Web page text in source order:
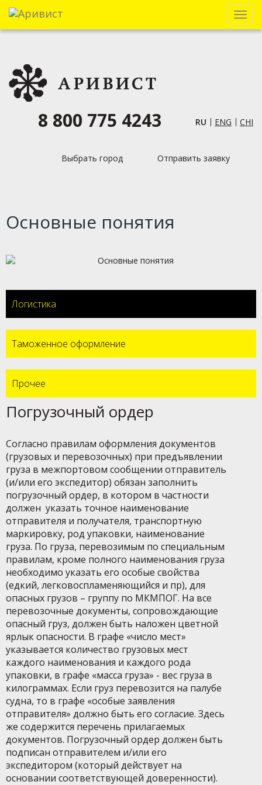
Menu
8 800 775 4243 RU ENG CHI
Выбрать город Отправить заявку
Основные понятия
Логистика
Таможенное оформление
Прочее
Погрузочный ордер
Согласно правилам оформления документов
(грузовых и перевозочных) при предъявлении
груза в межпортовом сообщении отправитель
(и/или его экспедитор) обязан заполнить
погрузочный ордер, в котором в частности
должен указать точное наименование
отправителя и получателя, транспортную
маркировку, род упаковки, наименование
груза. По груза, перевозимым по специальным
правилам, кроме полного наименования груза
необходимо указать его особые свойства
(едкий, легковоспламеняющийся и пр), для
опасных грузов – группу по МКМПОГ. На все
перевозочные документы, сопровождающие
опасный груз, должен быть наложен цветной
ярлык опасности. В графе «число мест»
указывается количество грузовых мест
каждого наименования и каждого рода
упаковки, в графе «масса груза» - вес груза в
килограммах. Если груз перевозится на палубе
судна, то в графе «особые заявления
отправителя» должно быть его согласие. Здесь
же содержится перечень прилагаемых
документов. Погрузочный ордер должен быть
подписан отправителем и/или его
экспедитором (который действует на
основании соответствующей доверенности).